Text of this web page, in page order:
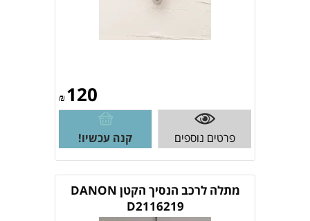
₪120
פרטים נוספים קנה עכשיו!
מתלה לרכב הנסיך הקטן DANON
D2116219